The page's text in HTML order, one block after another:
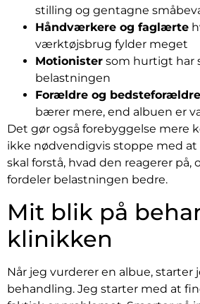
stilling og gentagne
Håndværkere og faglærte
værktøjsbrug fylder meget
Motionister som hurtigt har
belastningen
Forældre og bedsteforældre
bærer mere, end albuen er
Det gør også forebyggelse mere
ikke nødvendigvis stoppe med at
skal forstå, hvad den reagerer på,
fordeler belastningen bedre.
Mit blik på
klinikken
Når jeg vurderer en albue, starter
behandling. Jeg starter med at